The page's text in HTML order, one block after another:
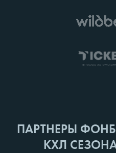
ПАРТНЕРЫ
КХЛ